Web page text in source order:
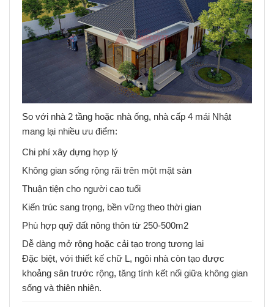
So với nhà 2 tầng hoặc nhà ống, nhà cấp 4 mái Nhật
mang lại nhiều ưu điểm:
Chi phí xây dựng hợp lý
Không gian sống rộng rãi trên một mặt sàn
Thuận tiện cho người cao tuổi
Kiến trúc sang trọng, bền vững theo thời gian
Phù hợp quỹ đất nông thôn từ 250-500m2
Dễ dàng mở rộng hoặc cải tạo trong tương lai
Đặc biệt, với thiết kế chữ L, ngôi nhà còn tạo được
khoảng sân trước rộng, tăng tính kết nối giữa không gian
sống và thiên nhiên.